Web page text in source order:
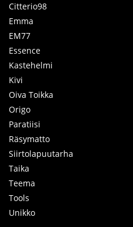
Citterio98
Emma
EM77
Essence
Kastehelmi
Kivi
Oiva Toikka
Origo
Paratiisi
Räsymatto
Siirtolapuutarha
Taika
Teema
Tools
Unikko